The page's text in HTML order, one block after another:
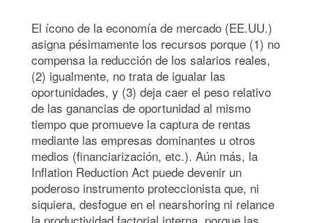
El ícono de la economía de mercado (EE.UU.)
asigna pésimamente los recursos porque (1) no
compensa la reducción de los salarios reales,
(2) igualmente, no trata de igualar las
oportunidades, y (3) deja caer el peso relativo
de las ganancias de oportunidad al mismo
tiempo que promueve la captura de rentas
mediante las empresas dominantes u otros
medios (financiarización, etc.). Aún más, la
Inflation Reduction Act puede devenir un
poderoso instrumento proteccionista que, ni
siquiera, desfogue en el nearshoring ni relance